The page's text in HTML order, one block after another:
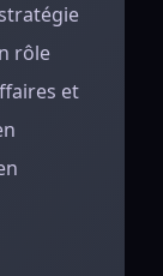
rôle
et